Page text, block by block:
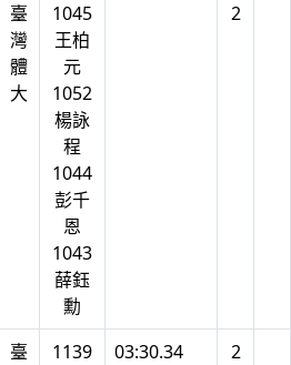
臺
灣
體
大
1045
王柏
元
1052
楊詠
程
1044
彭千
恩
1043
薛鈺
勳
2
臺
1139
03:30.34 2